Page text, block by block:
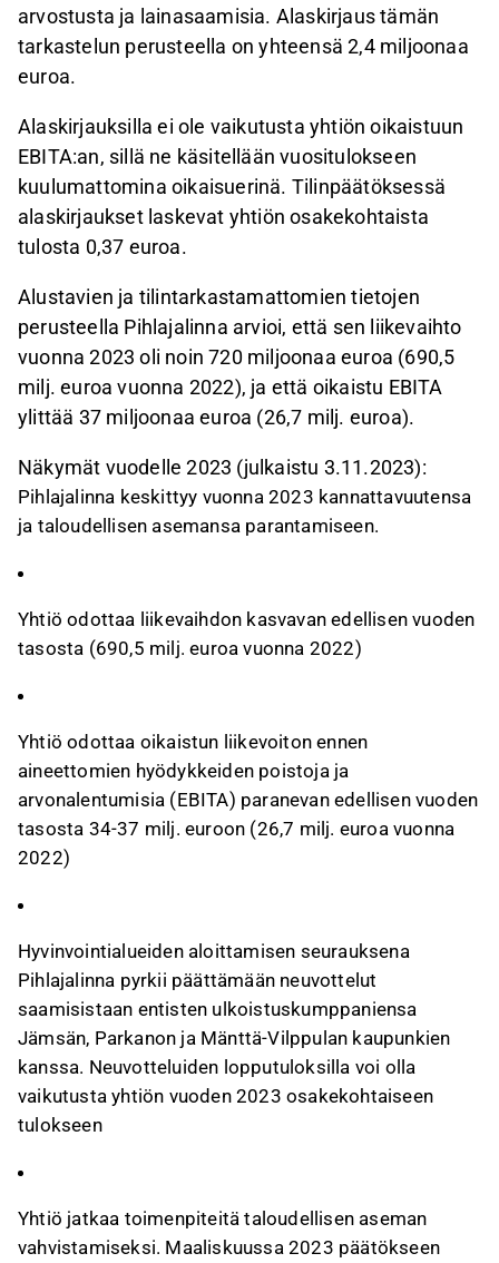
arvostusta ja lainasaamisia. Alaskirjaus tämän
tarkastelun perusteella on yhteensä 2,4 miljoonaa
euroa.
Alaskirjauksilla ei ole vaikutusta yhtiön oikaistuun
EBITA:an, sillä ne käsitellään vuositulokseen
kuulumattomina oikaisuerinä. Tilinpäätöksessä
alaskirjaukset laskevat yhtiön osakekohtaista
tulosta 0,37 euroa.
Alustavien ja tilintarkastamattomien tietojen
perusteella Pihlajalinna arvioi, että sen liikevaihto
vuonna 2023 oli noin 720 miljoonaa euroa (690,5
milj. euroa vuonna 2022), ja että oikaistu EBITA
ylittää 37 miljoonaa euroa (26,7 milj. euroa).
Näkymät vuodelle 2023 (julkaistu 3.11.2023):
Pihlajalinna keskittyy vuonna 2023 kannattavuutensa
ja taloudellisen asemansa parantamiseen.
Yhtiö odottaa liikevaihdon kasvavan edellisen vuoden
tasosta (690,5 milj. euroa vuonna 2022)
Yhtiö odottaa oikaistun liikevoiton ennen
aineettomien hyödykkeiden poistoja ja
arvonalentumisia (EBITA) paranevan edellisen vuoden
tasosta 34-37 milj. euroon (26,7 milj. euroa vuonna
2022)
Hyvinvointialueiden aloittamisen seurauksena
Pihlajalinna pyrkii päättämään neuvottelut
saamisistaan entisten ulkoistuskumppaniensa
Jämsän, Parkanon ja Mänttä-Vilppulan kaupunkien
kanssa. Neuvotteluiden lopputuloksilla voi olla
vaikutusta yhtiön vuoden 2023 osakekohtaiseen
tulokseen
Yhtiö jatkaa toimenpiteitä taloudellisen aseman
vahvistamiseksi. Maaliskuussa 2023 päätökseen